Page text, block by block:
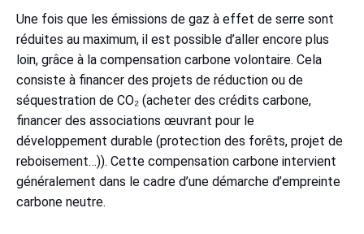
Une fois que les émissions de gaz à effet de serre sont
réduites au maximum, il est possible d’aller encore plus
loin, grâce à la compensation carbone volontaire. Cela
consiste à financer des projets de réduction ou de
séquestration de CO₂ (acheter des crédits carbone,
financer des associations œuvrant pour le
développement durable (protection des forêts, projet de
reboisement…)). Cette compensation carbone intervient
généralement dans le cadre d’une démarche d’empreinte
carbone neutre.